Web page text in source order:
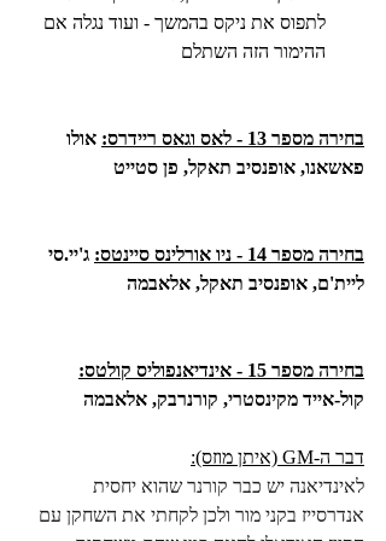
לתפוס את ניקס בהמשך - ועוד נגלה אם
ההימור הזה השתלם
בחירה מספר 13 - לאס וגאס ריידרס:
אולו
פאשאנו, אופנסיב תאקל, פן סטייט
בחירה מספר 14 - ניו אורלינס סיינטס:
ג'יי.סי
ליית'ם, אופנסיב תאקל, אלאבמה
בחירה מספר 15 - אינדיאנפוליס קולטס:
קול-אייד מקינסטרי, קורנרבק, אלאבמה
דבר ה-GM (איתן מוזס):
לאינדיאנה יש כבר קורנר שהוא יחסית
אנדרסייז בקני מור ולכן לקחתי את השחקן עם